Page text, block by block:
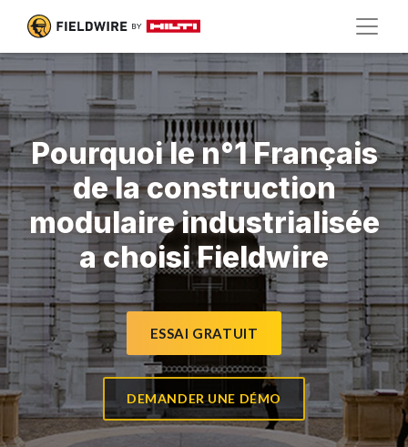
Pourquoi le n°1 Français
de la construction
modulaire industrialisée
a choisi Fieldwire
ESSAI GRATUIT
DEMANDER UNE DÉMO